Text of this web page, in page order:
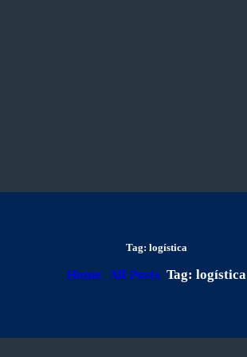
Tag: logística
Home All Posts Tag: logística